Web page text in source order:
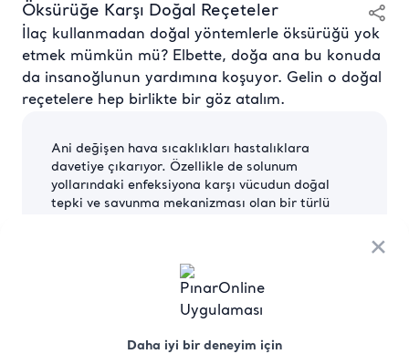
×
Daha iyi bir deneyim için
Öksürüğe Karşı Doğal Reçeteler
İlaç kullanmadan doğal yöntemlerle öksürüğü yok
etmek mümkün mü? Elbette, doğa ana bu konuda
da insanoğlunun yardımına koşuyor. Gelin o doğal
reçetelere hep birlikte bir göz atalım.
Ani değişen hava sıcaklıkları hastalıklara
davetiye çıkarıyor. Özellikle de solunum
yollarındaki enfeksiyona karşı vücudun doğal
tepki ve savunma mekanizması olan bir türlü
tozlu ortamlardan uzak durmak, sigara ve alkol
kullanmamak, uykuya dikkat etmek, bağışıklık
sistemini kuvvetlendiren vitaminler ve ilaçlar…
yardımcı faktörler. Peki ama öksürüğe karşı